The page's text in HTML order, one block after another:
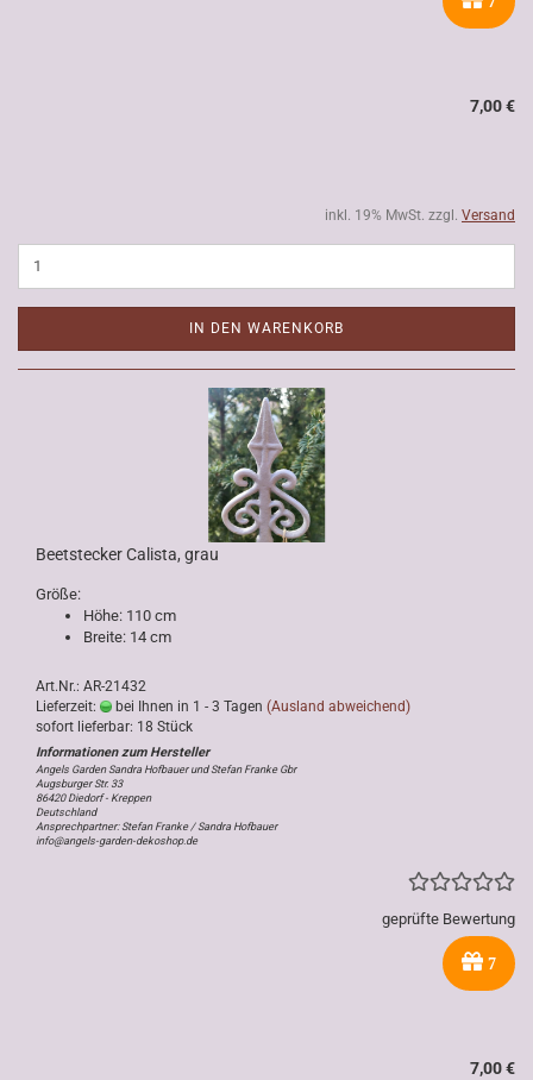
7,00 €
inkl. 19% MwSt. zzgl. Versand
IN DEN WARENKORB
Beetstecker Calista, grau
Größe:
Höhe: 110 cm
Breite: 14 cm
Art.Nr.: AR-21432
Lieferzeit:
bei Ihnen in 1 - 3 Tagen (Ausland abweichend)
sofort lieferbar: 18 Stück
Angels Garden Sandra Hofbauer und Stefan Franke Gbr
Augsburger Str. 33
86420 Diedorf - Kreppen
Deutschland
Ansprechpartner: Stefan Franke / Sandra Hofbauer
info@angels-garden-dekoshop.de
geprüfte Bewertung
7
7,00 €